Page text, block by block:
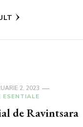
2, 2023
ESENTIALE
de Ravintsara